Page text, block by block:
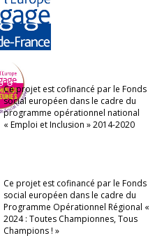
Ce projet est cofinancé par le Fonds
social européen dans le cadre du
programme opérationnel national
« Emploi et Inclusion » 2014-2020
Ce projet est cofinancé par le Fonds
social européen dans le cadre du
Programme Opérationnel Régional «
2024 : Toutes Championnes, Tous
Champions ! »